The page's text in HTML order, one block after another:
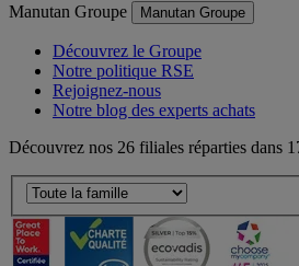
Manutan Groupe Manutan Groupe
Découvrez le Groupe
Notre politique RSE
Rejoignez-nous
Notre blog des experts achats
Découvrez nos 26 filiales réparties dans